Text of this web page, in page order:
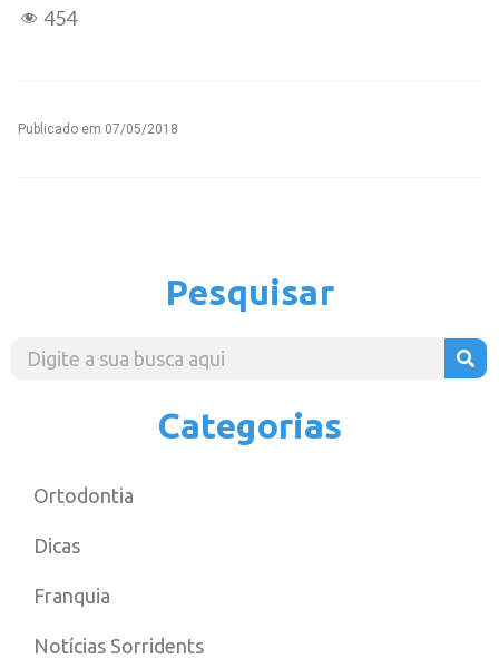
454
Publicado em 07/05/2018
Pesquisar
Categorias
Ortodontia
Dicas
Franquia
Notícias Sorridents